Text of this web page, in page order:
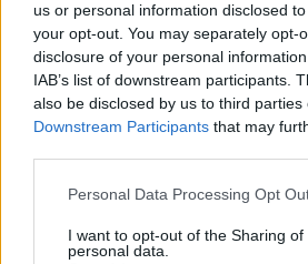
us or personal information disclosed
your opt-out. You may separately opt-
disclosure of your personal
IAB’s list of downstream participants.
also be disclosed by us to third parties
Downstream Participants that may
Personal Data Processing Opt
I want to opt-out of the Sharing of
personal data.
6003 2 3
Albums :